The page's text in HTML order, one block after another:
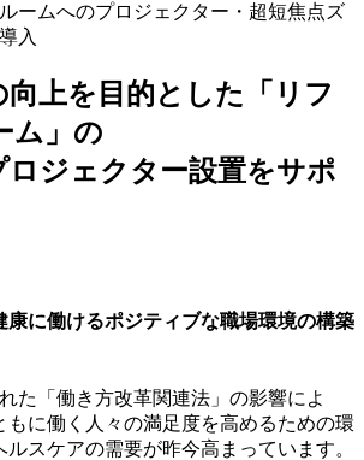
ームへのプロジェクター・超短焦点ズ
入
向上を目的とした「リフ
ム」の
ロジェクター設置をサポ
康に働けるポジティブな職場環境の構築
た「働き方改革関連法」の影響によ
もに働く人々の満足度を高めるための環
スケアの需要が昨今高まっています。